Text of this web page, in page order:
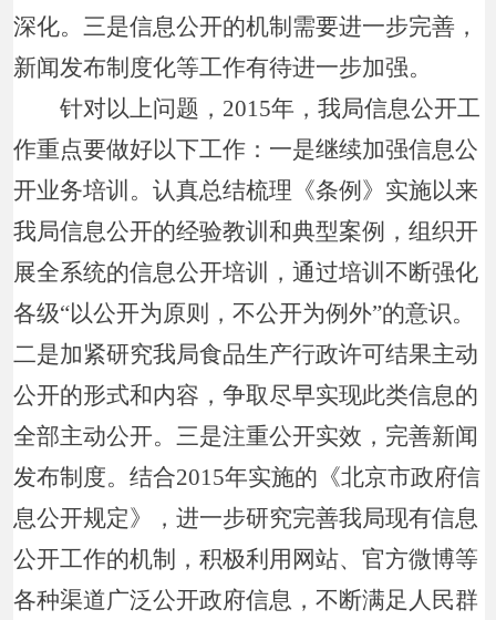
深化。三是信息公开的机制需要进一步完善，
新闻发布制度化等工作有待进一步加强。
针对以上问题，2015年，我局信息公开工
作重点要做好以下工作：一是继续加强信息公
开业务培训。认真总结梳理《条例》实施以来
我局信息公开的经验教训和典型案例，组织开
展全系统的信息公开培训，通过培训不断强化
各级“以公开为原则，不公开为例外”的意识。
二是加紧研究我局食品生产行政许可结果主动
公开的形式和内容，争取尽早实现此类信息的
全部主动公开。三是注重公开实效，完善新闻
发布制度。结合2015年实施的《北京市政府信
息公开规定》，进一步研究完善我局现有信息
公开工作的机制，积极利用网站、官方微博等
各种渠道广泛公开政府信息，不断满足人民群